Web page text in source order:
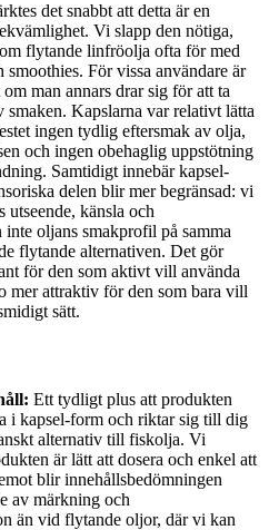
det snabbt att detta är en
Vi slapp den nötiga,
flytande linfröolja ofta för med
För vissa användare är
man annars drar sig för att ta
Kapslarna var relativt lätta
ingen tydlig eftersmak av olja,
och ingen obehaglig uppstötning
Samtidigt innebär kapsel-
delen blir mer begränsad: vi
utseende, känsla och
inte oljans smakprofil på samma
flytande alternativen. Det gör
för den som aktivt vill använda
mer attraktiv för den som bara vill
sätt.
Ett tydligt plus att produkten
i kapsel-form och riktar sig till dig
alternativ till fiskolja. Vi
är lätt att dosera och enkel att
blir innehållsbedömningen
av märkning och
än vid flytande oljor, där vi kan